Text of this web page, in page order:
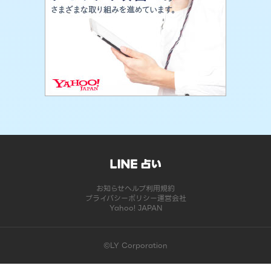
お知らせヘルプ利用規約
プライバシーポリシー運営会社
Yahoo! JAPAN
©LY Corporation
このコンテンツは掲載が終了しました | LINE占い